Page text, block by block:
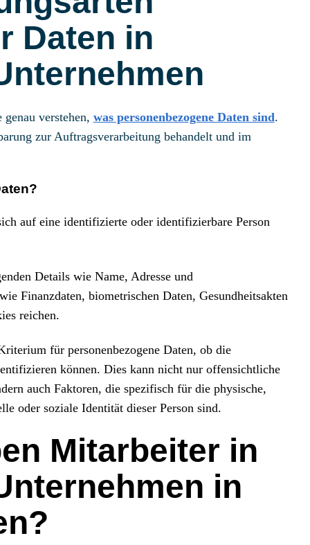
Daten in
verstehen, was personenbezogene Daten sind.
zur Auftragsverarbeitung behandelt und im
auf eine identifizierte oder identifizierbare Person
Details wie Name, Adresse und
Finanzdaten, biometrischen Daten, Gesundheitsakten
reichen.
für personenbezogene Daten, ob die
können. Dies kann nicht nur offensichtliche
auch Faktoren, die spezifisch für die physische,
oder soziale Identität dieser Person sind.
Mitarbeiter in
in